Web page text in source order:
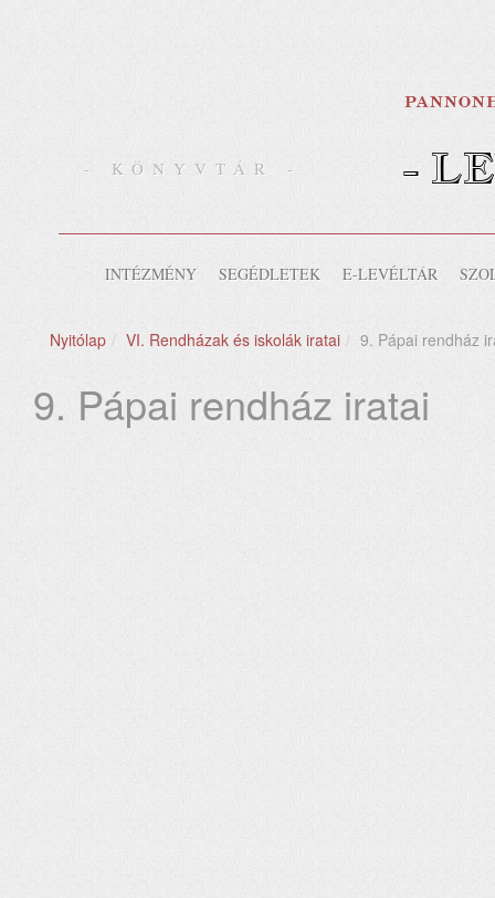
- KÖNYVTÁR - -
INTÉZMÉNY SEGÉDLETEK E-LEVÉLTÁR
Nyitólap VI. Rendházak és iskolák iratai 9. Pápai rendház
9. Pápai rendház iratai